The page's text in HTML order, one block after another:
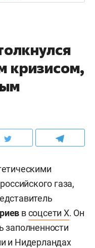
кризисом,
газа,
всоцсети X. Он
заполненности
и Нидерландах